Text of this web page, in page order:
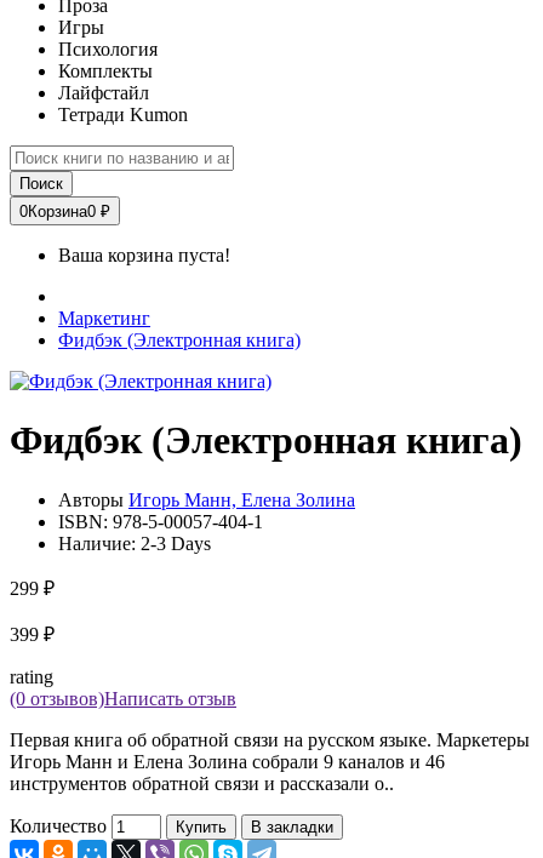
Проза
Игры
Психология
Комплекты
Лайфстайл
Тетради Kumon
Поиск
0Корзина0 ₽
Ваша корзина пуста!
Маркетинг
Фидбэк (Электронная книга)
Фидбэк (Электронная книга)
Авторы Игорь Манн, Елена Золина
ISBN: 978-5-00057-404-1
Наличие: 2-3 Days
299 ₽
399 ₽
rating
(0 отзывов)Написать отзыв
Первая книга об обратной связи на русском языке. Маркетеры
Игорь Манн и Елена Золина собрали 9 каналов и 46
инструментов обратной связи и рассказали о..
Количество Купить В закладки